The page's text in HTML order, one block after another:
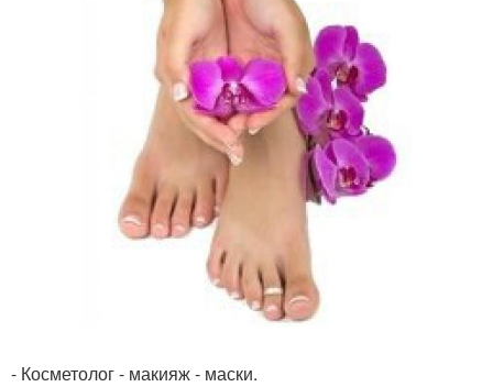
- Косметолог - макияж - маски.